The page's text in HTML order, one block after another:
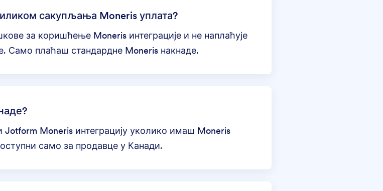
сакупљања Moneris уплата?
за коришћење Moneris интеграције и не наплаћује
Само плаћаш стандардне Moneris накнаде.
Moneris интеграцију уколико имаш Moneris
само за продавце у Канади.